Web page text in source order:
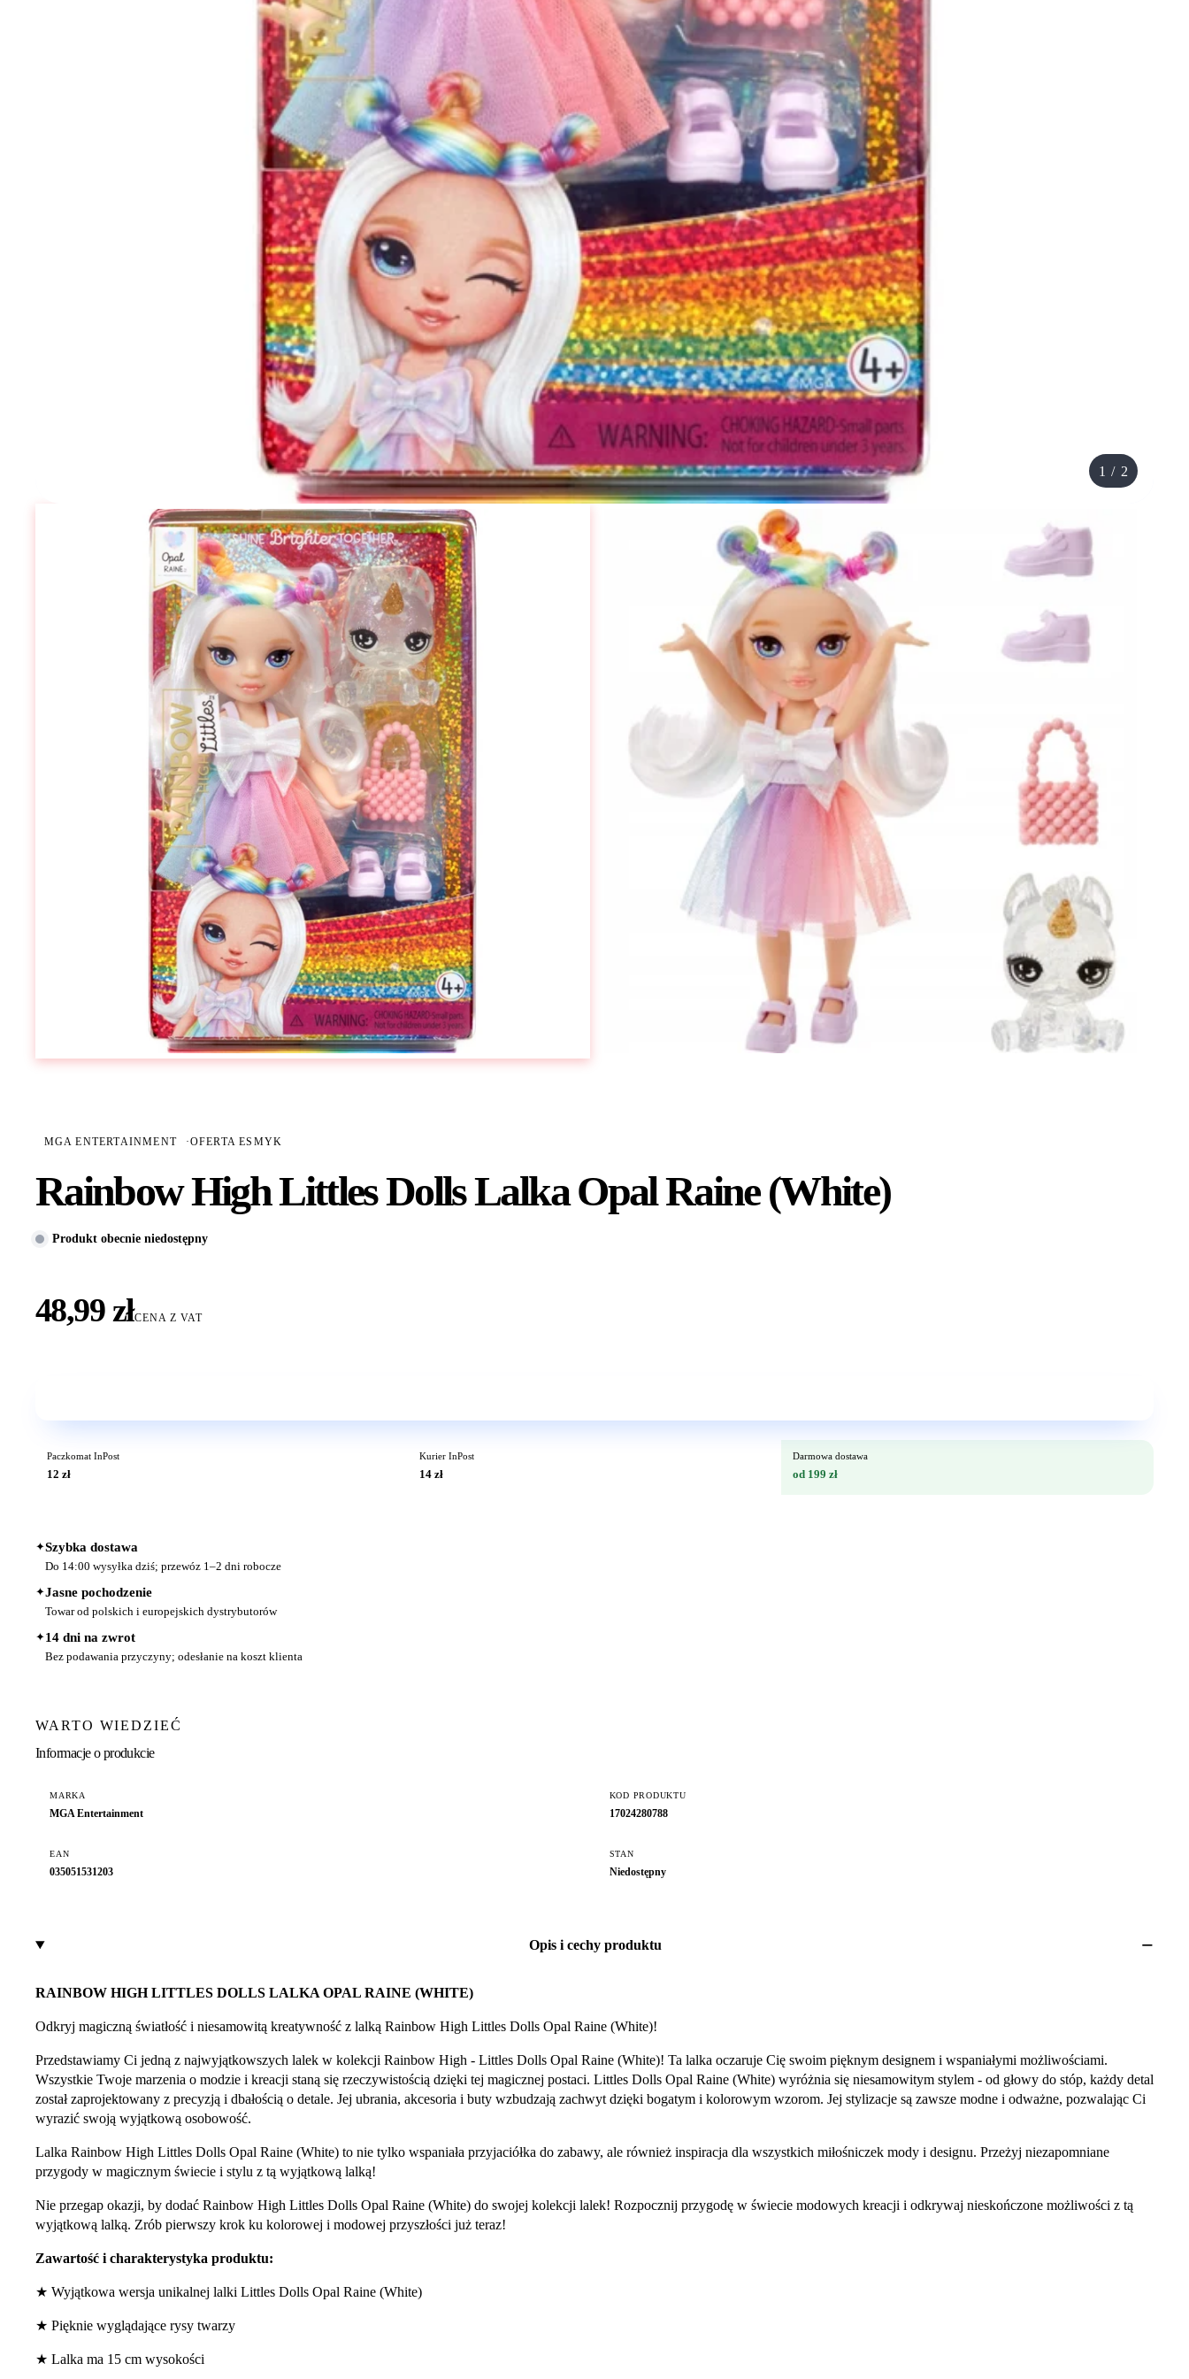
1 / 2
MGA ENTERTAINMENT ·OFERTA ESMYK
Rainbow High Littles Dolls Lalka Opal Raine (White)
Produkt obecnie niedostępny
48,99 złCENA Z VAT
Paczkomat InPost
12 zł
Kurier InPost
14 zł
Darmowa dostawa
od 199 zł
✦Szybka dostawa
Do 14:00 wysyłka dziś; przewóz 1–2 dni robocze
✦Jasne pochodzenie
Towar od polskich i europejskich dystrybutorów
✦14 dni na zwrot
Bez podawania przyczyny; odesłanie na koszt klienta
WARTO WIEDZIEĆ
Informacje o produkcie
MARKA
MGA Entertainment
KOD PRODUKTU
17024280788
EAN
035051531203
STAN
Niedostępny
Opis i cechy produktu
RAINBOW HIGH LITTLES DOLLS LALKA OPAL RAINE (WHITE)
Odkryj magiczną światłość i niesamowitą kreatywność z lalką Rainbow High Littles Dolls Opal Raine (White)!
Przedstawiamy Ci jedną z najwyjątkowszych lalek w kolekcji Rainbow High - Littles Dolls Opal Raine (White)! Ta lalka oczaruje Cię swoim pięknym designem i wspaniałymi możliwościami.
Wszystkie Twoje marzenia o modzie i kreacji staną się rzeczywistością dzięki tej magicznej postaci. Littles Dolls Opal Raine (White) wyróżnia się niesamowitym stylem - od głowy do stóp, każdy detal
został zaprojektowany z precyzją i dbałością o detale. Jej ubrania, akcesoria i buty wzbudzają zachwyt dzięki bogatym i kolorowym wzorom. Jej stylizacje są zawsze modne i odważne, pozwalając Ci
wyrazić swoją wyjątkową osobowość.
Lalka Rainbow High Littles Dolls Opal Raine (White) to nie tylko wspaniała przyjaciółka do zabawy, ale również inspiracja dla wszystkich miłośniczek mody i designu. Przeżyj niezapomniane
przygody w magicznym świecie i stylu z tą wyjątkową lalką!
Nie przegap okazji, by dodać Rainbow High Littles Dolls Opal Raine (White) do swojej kolekcji lalek! Rozpocznij przygodę w świecie modowych kreacji i odkrywaj nieskończone możliwości z tą
wyjątkową lalką. Zrób pierwszy krok ku kolorowej i modowej przyszłości już teraz!
Zawartość i charakterystyka produktu:
★ Wyjątkowa wersja unikalnej lalki Littles Dolls Opal Raine (White)
★ Pięknie wyglądające rysy twarzy
★ Lalka ma 15 cm wysokości